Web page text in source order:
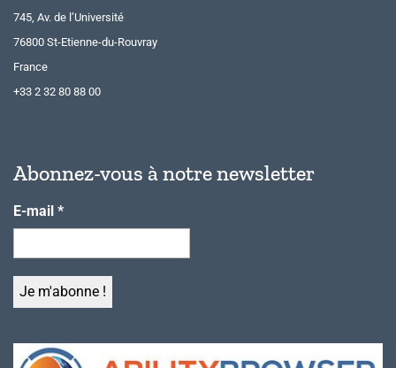
745, Av. de l’Université
76800 St-Etienne-du-Rouvray
France
+33 2 32 80 88 00
Abonnez-vous à notre newsletter
E-mail *